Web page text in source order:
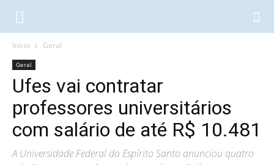
Início Geral
Geral
Ufes vai contratar
professores universitários
com salário de até R$ 10.481
A Universidade Federal do Espírito Santo anunciou quatro